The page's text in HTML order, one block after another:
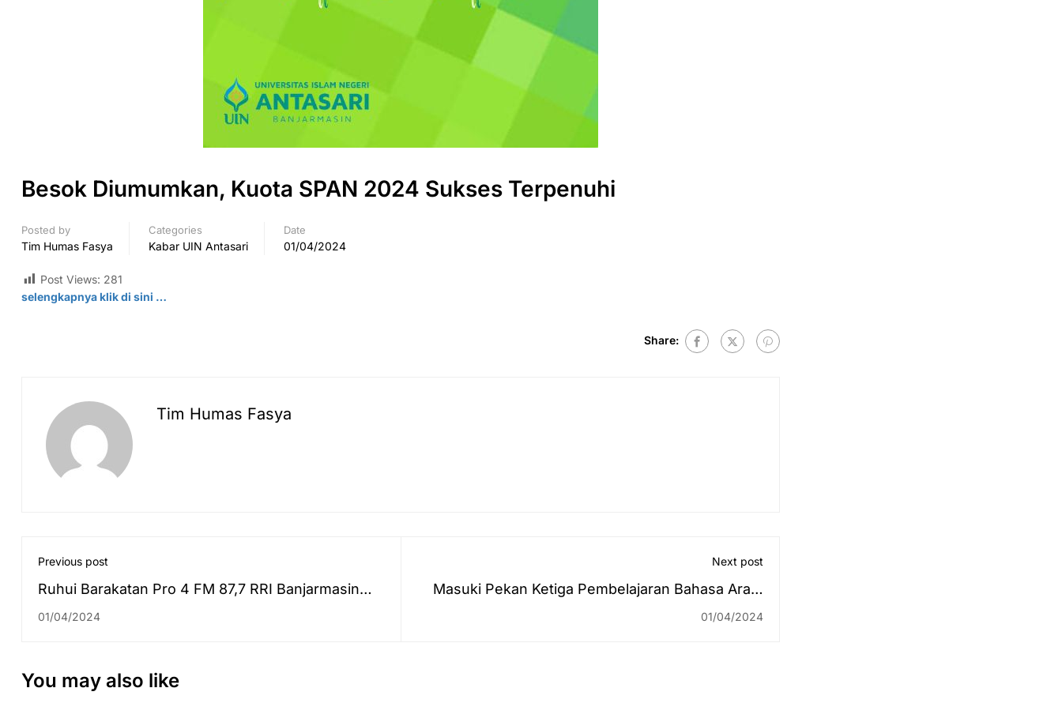
Besok Diumumkan, Kuota SPAN 2024 Sukses Terpenuhi
Posted by
Tim Humas Fasya
Categories
Kabar UIN Antasari
Date
01/04/2024
Post Views: 281
selengkapnya klik di sini …
Share:
Tim Humas Fasya
Previous post
Ruhui Barakatan Pro 4 FM 87,7 RRI Banjarmasin
pada 30 Maret 2024
01/04/2024
Next post
Masuki Pekan Ketiga Pembelajaran Bahasa Arab,
Karutan Barabai Apresiasi Partisipasi Mahasiswa
01/04/2024
You may also like